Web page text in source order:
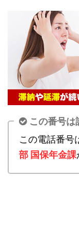
この番号は
この電話番号
部 国保年金課